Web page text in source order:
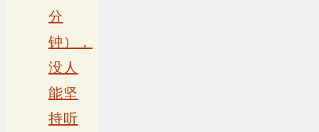
分
钟），
没人
能坚
持听